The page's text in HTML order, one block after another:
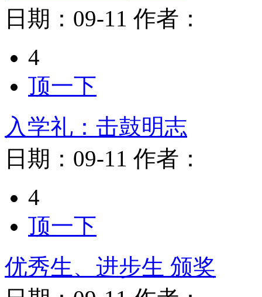
日期： 09-11 作者：
4
顶一下
入学礼：击鼓明志
日期： 09-11 作者：
4
顶一下
优秀生、进步生 颁奖